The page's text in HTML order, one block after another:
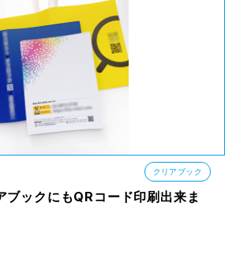
クリアブック
ブックにもQRコード印刷出来ま